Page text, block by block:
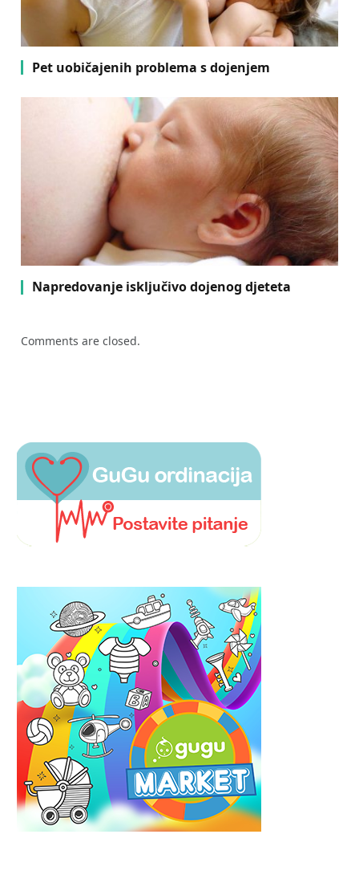
Pet uobičajenih problema s dojenjem
Napredovanje isključivo dojenog djeteta
Comments are closed.